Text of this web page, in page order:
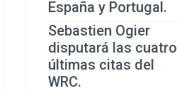
España y Portugal.
Sebastien Ogier
disputará las cuatro
últimas citas del
WRC.